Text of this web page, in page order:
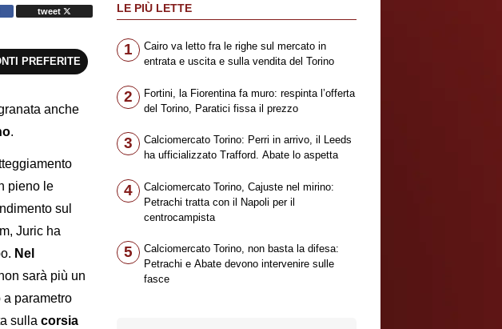
tweet
PREFERITE
anche
.
pieno le
sul
Juric ha
Nel
sarà più un
a parametro
sulla corsia
LE PIÙ LETTE
1
Cairo va letto fra le righe sul mercato in
entrata e uscita e sulla vendita del Torino
2
Fortini, la Fiorentina fa muro: respinta l’offerta
del Torino, Paratici fissa il prezzo
3
Calciomercato Torino: Perri in arrivo, il Leeds
ha ufficializzato Trafford. Abate lo aspetta
4
Calciomercato Torino, Cajuste nel mirino:
Petrachi tratta con il Napoli per il
centrocampista
5
Calciomercato Torino, non basta la difesa:
Petrachi e Abate devono intervenire sulle
fasce